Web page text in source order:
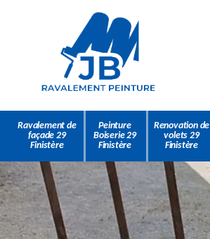
Ravalement de
façade 29
Finistère
Peinture
Boiserie 29
Finistère
Renovation de
volets 29
Finistère